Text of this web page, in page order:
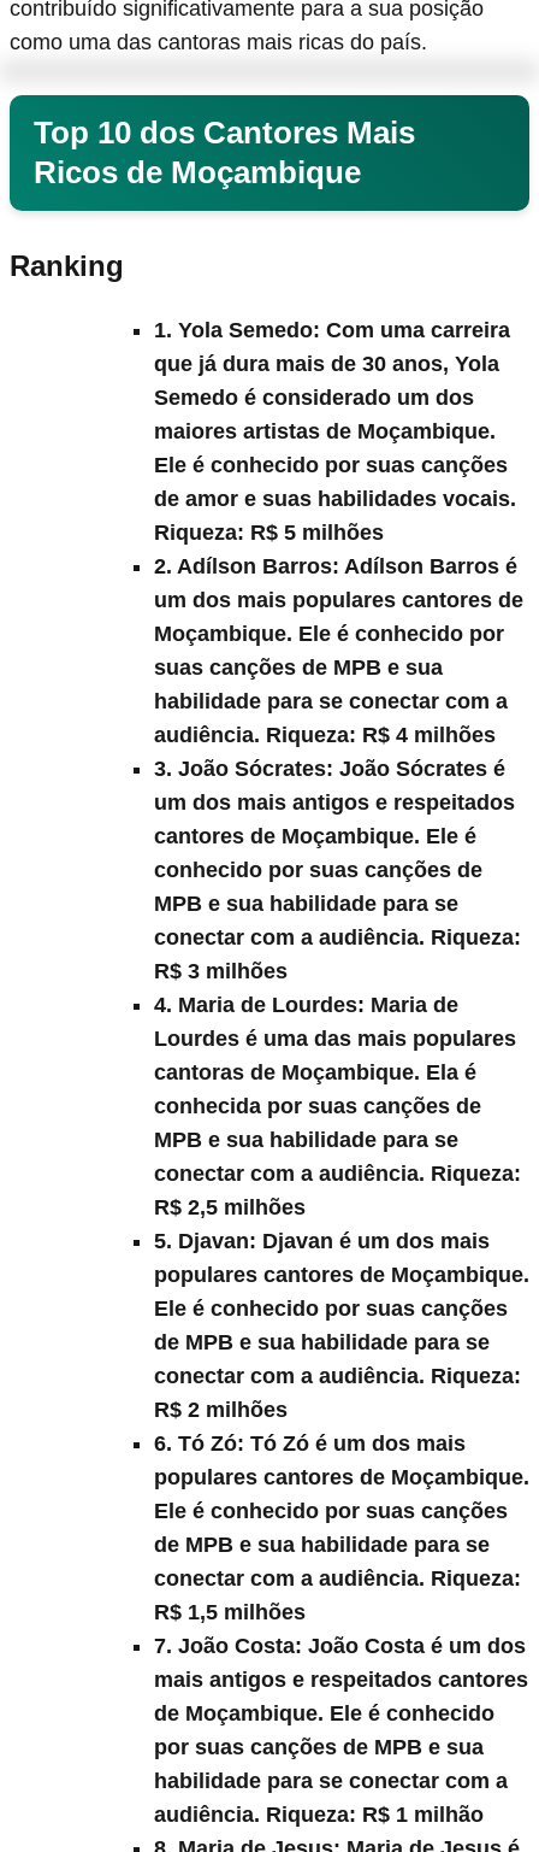
contribuído significativamente para a sua posição
como uma das cantoras mais ricas do país.
Top 10 dos Cantores Mais
Ricos de Moçambique
Ranking
1. Yola Semedo: Com uma carreira
que já dura mais de 30 anos, Yola
Semedo é considerado um dos
maiores artistas de Moçambique.
Ele é conhecido por suas canções
de amor e suas habilidades vocais.
Riqueza: R$ 5 milhões
2. Adílson Barros: Adílson Barros é
um dos mais populares cantores de
Moçambique. Ele é conhecido por
suas canções de MPB e sua
habilidade para se conectar com a
audiência. Riqueza: R$ 4 milhões
3. João Sócrates: João Sócrates é
um dos mais antigos e respeitados
cantores de Moçambique. Ele é
conhecido por suas canções de
MPB e sua habilidade para se
conectar com a audiência. Riqueza:
R$ 3 milhões
4. Maria de Lourdes: Maria de
Lourdes é uma das mais populares
cantoras de Moçambique. Ela é
conhecida por suas canções de
MPB e sua habilidade para se
conectar com a audiência. Riqueza:
R$ 2,5 milhões
5. Djavan: Djavan é um dos mais
populares cantores de Moçambique.
Ele é conhecido por suas canções
de MPB e sua habilidade para se
conectar com a audiência. Riqueza:
R$ 2 milhões
6. Tó Zó: Tó Zó é um dos mais
populares cantores de Moçambique.
Ele é conhecido por suas canções
de MPB e sua habilidade para se
conectar com a audiência. Riqueza:
R$ 1,5 milhões
7. João Costa: João Costa é um dos
mais antigos e respeitados cantores
de Moçambique. Ele é conhecido
por suas canções de MPB e sua
habilidade para se conectar com a
audiência. Riqueza: R$ 1 milhão